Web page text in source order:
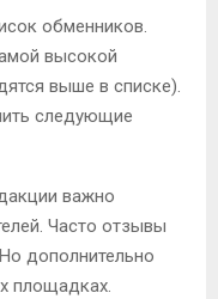
обменников.
высокой
выше в списке).
следующие
важно
Часто отзывы
дополнительно
площадках.